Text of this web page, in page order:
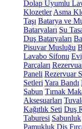
Dolap Uyumlu
Klozetler Asma
Taşı Batarya ve
Bataryaları Su
Duş Bataryaları
Pisuvar Musluğu
Lavabo Sifonu
Parçaları
Paneli Rezervuar
Setleri Yara Bandı
Sabun Tırnak
Aksesuarları
Kağıtlık Seti Duş
Taburesi Sabunluk
Pamukluk Diş